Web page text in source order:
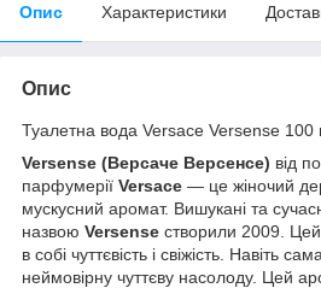
Опис Характеристики
Опис
Туалетна вода Versace Versense 100
Versense (Версаче Версенсе) від
парфумерії Versace — це жіночий
мускусний аромат. Вишукані та
назвою Versense створили 2009.
в собі чуттєвість і свіжість. Навіть
неймовірну чуттєву насолоду. Цей